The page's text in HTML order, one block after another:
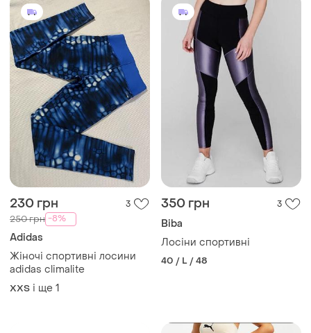
230 грн 3
250 грн -8%
Adidas
Жіночі спортивні лосини
adidas climalite
XХS і ще 1
350 грн 3
Biba
Лосіни спортивні
40 / L / 48